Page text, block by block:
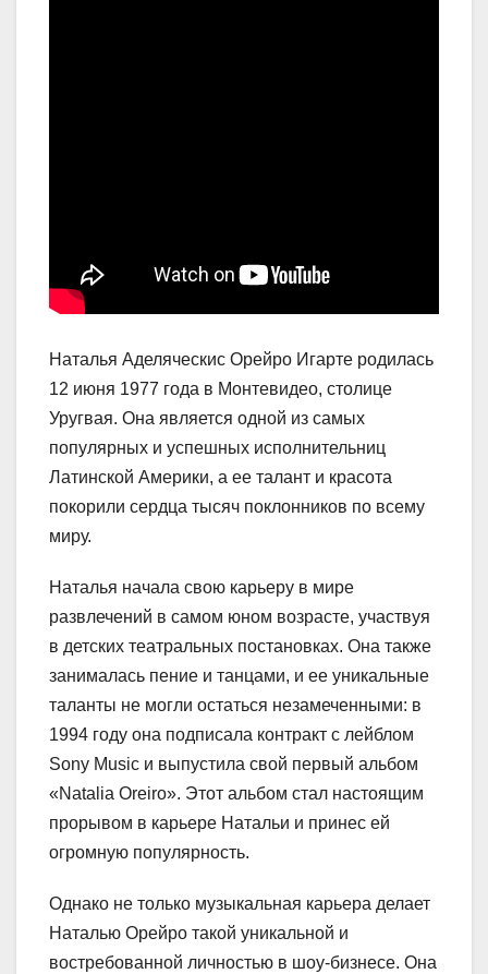
Наталья Аделяческис Орейро Игарте родилась
12 июня 1977 года в Монтевидео, столице
Уругвая. Она является одной из самых
популярных и успешных исполнительниц
Латинской Америки, а ее талант и красота
покорили сердца тысяч поклонников по всему
миру.
Наталья начала свою карьеру в мире
развлечений в самом юном возрасте, участвуя
в детских театральных постановках. Она также
занималась пение и танцами, и ее уникальные
таланты не могли остаться незамеченными: в
1994 году она подписала контракт с лейблом
Sony Music и выпустила свой первый альбом
«Natalia Oreiro». Этот альбом стал настоящим
прорывом в карьере Натальи и принес ей
огромную популярность.
Однако не только музыкальная карьера делает
Наталью Орейро такой уникальной и
востребованной личностью в шоу-бизнесе. Она